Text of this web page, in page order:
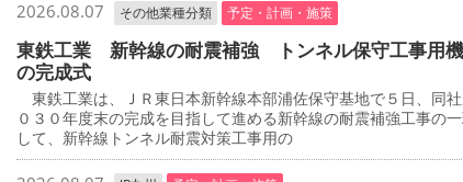
2026.08.07 その他業種分類 予定・計画・施策
東鉄工業 新幹線の耐震補強 トンネル保守工事用
の完成式
東鉄工業は、ＪＲ東日本新幹線本部浦佐保守基地で５日、同社
０３０年度末の完成を目指して進める新幹線の耐震補強工事の一
して、新幹線トンネル耐震対策工事用の